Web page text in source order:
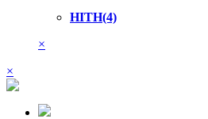
HITH(4)
×
×